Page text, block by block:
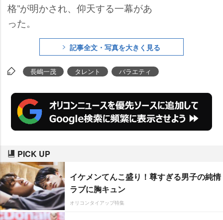
格”が明かされ、仰天する一幕があ
った。
記事全文・写真を大きく見る
長嶋一茂 タレント バラエティ
PICK UP
イケメンてんこ盛り！尊すぎる男子の純情
ラブに胸キュン
オリコンタイアップ特集